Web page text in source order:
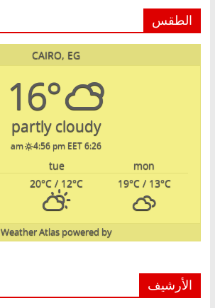
الطقس
CAIRO, EG
16°
partly cloudy
6:26 am
4:56 pm EET
mon
tue
19°C/ 13°C
20°C / 12°C
powered by
Weather Atlas
الأرشيف